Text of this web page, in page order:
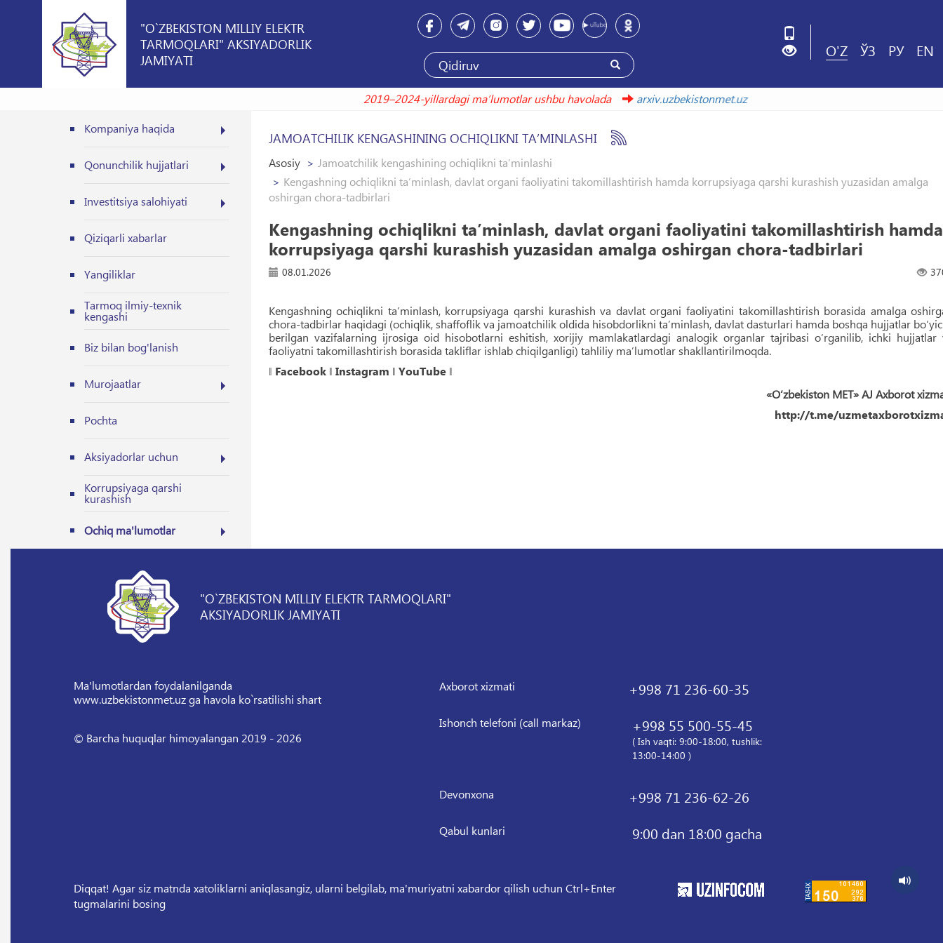
"O`ZBEKISTON MILLIY ELEKTR
TARMOQLARI" AKSIYADORLIK
JAMIYATI
O'Z ЎЗ РУ EN
2019–2024-yillardagi maʼlumotlar ushbu havolada
arxiv.uzbekistonmet.uz
Kompaniya haqida
Qonunchilik hujjatlari
Investitsiya salohiyati
Qiziqarli xabarlar
Yangiliklar
Tarmoq ilmiy-texnik
kengashi
Biz bilan bog'lanish
Murojaatlar
Pochta
Aksiyadorlar uchun
Korrupsiyaga qarshi
kurashish
Ochiq ma'lumotlar
JAMOATCHILIK KENGASHINING OCHIQLIKNI TAʼMINLASHI
Asosiy
Jamoatchilik kengashining ochiqlikni taʼminlashi
Kengashning ochiqlikni taʼminlash, davlat organi faoliyatini takomillashtirish hamda korrupsiyaga qarshi kurashish yuzasidan amalga
oshirgan chora-tadbirlari
Kengashning ochiqlikni taʼminlash, davlat organi faoliyatini takomillashtirish hamda
korrupsiyaga qarshi kurashish yuzasidan amalga oshirgan chora-tadbirlari
08.01.2026
Kengashning ochiqlikni taʼminlash, korrupsiyaga qarshi kurashish va davlat organi faoliyatini takomillashtirish borasida amalga
chora-tadbirlar haqidagi (ochiqlik, shaffoflik va jamoatchilik oldida hisobdorlikni taʼminlash, davlat dasturlari hamda boshqa hujjatlar
berilgan vazifalarning ijrosiga oid hisobotlarni eshitish, xorijiy mamlakatlardagi analogik organlar tajribasi o‘rganilib, ichki hujjatlar
faoliyatni takomillashtirish borasida takliflar ishlab chiqilganligi) tahliliy maʼlumotlar shakllantirilmoqda.
‖ Facebook‖ Instagram ‖ YouTube‖
«O‘zbekiston MET» AJ Axborot
http://t.me/
"O`ZBEKISTON MILLIY ELEKTR TARMOQLARI"
AKSIYADORLIK JAMIYATI
Ma'lumotlardan foydalanilganda
www.uzbekistonmet.uz ga havola ko`rsatilishi shart
© Barcha huquqlar himoyalangan 2019 - 2026
Axborot xizmati +998 71 236-60-35
Ishonch telefoni (call markaz) +998 55 500-55-45
( Ish vaqti: 9:00-18:00, tushlik:
13:00-14:00 )
Devonxona +998 71 236-62-26
Qabul kunlari 9:00 dan 18:00 gacha
Diqqat! Agar siz matnda xatoliklarni aniqlasangiz, ularni belgilab, ma'muriyatni xabardor qilish uchun Ctrl+Enter
tugmalarini bosing